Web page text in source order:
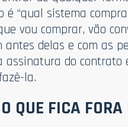
“qual sistema
vou comprar, vão
delas e com as
assinatura do contrato
la.
QUE FICA FORA